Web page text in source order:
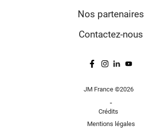
Nos partenaires
Contactez-nous
JM France ©2026
-
Crédits
Mentions légales